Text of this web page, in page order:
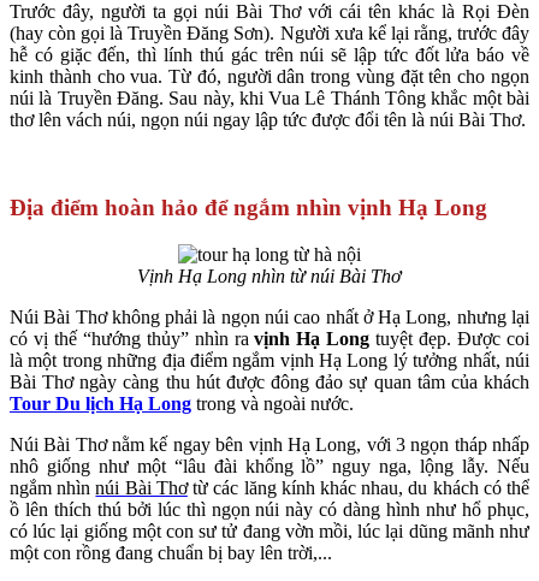
Trước đây, người ta gọi núi Bài Thơ với cái tên khác là Rọi Đèn
(hay còn gọi là Truyền Đăng Sơn). Người xưa kể lại rằng, trước đây
hễ có giặc đến, thì lính thú gác trên núi sẽ lập tức đốt lửa báo về
kinh thành cho vua. Từ đó, người dân trong vùng đặt tên cho ngọn
núi là Truyền Đăng. Sau này, khi Vua Lê Thánh Tông khắc một bài
thơ lên vách núi, ngọn núi ngay lập tức được đổi tên là núi Bài Thơ.
Địa điểm hoàn hảo để ngắm nhìn vịnh Hạ Long
Vịnh Hạ Long nhìn từ núi Bài Thơ
Núi Bài Thơ không phải là ngọn núi cao nhất ở Hạ Long, nhưng lại
có vị thế “hướng thủy” nhìn ravịnh Hạ Long tuyệt đẹp. Được coi
là một trong những địa điểm ngắm vịnh Hạ Long lý tưởng nhất, núi
Bài Thơ ngày càng thu hút được đông đảo sự quan tâm của khách
Tour Du lịch Hạ Long trong và ngoài nước.
Núi Bài Thơ nằm kế ngay bên vịnh Hạ Long, với 3 ngọn tháp nhấp
nhô giống như một “lâu đài khổng lồ” nguy nga, lộng lẫy. Nếu
ngắm nhìnnúi Bài Thơ từ các lăng kính khác nhau, du khách có thể
ồ lên thích thú bởi lúc thì ngọn núi này có dàng hình như hổ phục,
có lúc lại giống một con sư tử đang vờn mồi, lúc lại dũng mãnh như
một con rồng đang chuẩn bị bay lên trời,...